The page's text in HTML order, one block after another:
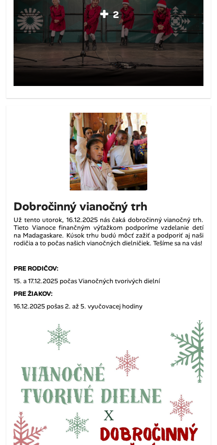
2
Dobročinný vianočný trh
Už tento utorok, 16.12.2025 nás čaká dobročinný vianočný trh.
Tieto Vianoce finančným výťažkom podporíme vzdelanie detí
na Madagaskare. Kúsok trhu budú môcť zažiť a podporiť aj naši
rodičia a to počas našich vianočných dielničiek. Tešíme sa na vás!
PRE RODIČOV:
15. a 17.12.2025 počas Vianočných tvorivých dielní
PRE ŽIAKOV:
16.12.2025 pošas 2. až 5. vyučovacej hodiny